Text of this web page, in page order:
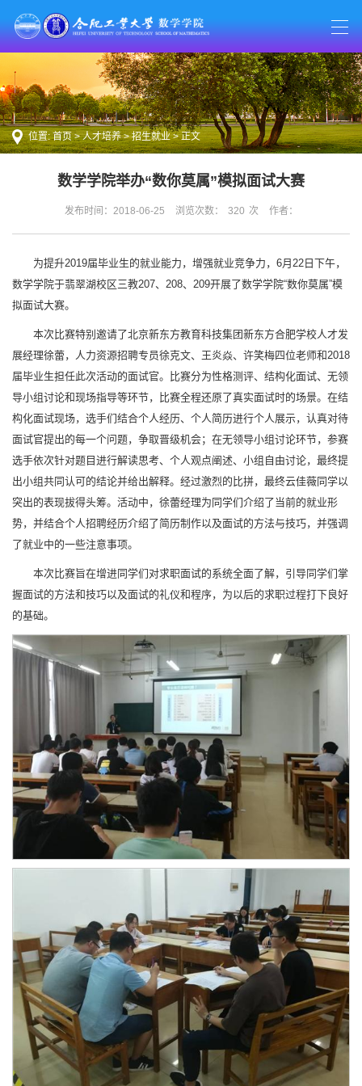
位置:首页>人才培养>招生就业> 正文
数学学院举办“数你莫属”模拟面试大赛
发布时间：2018-06-25 浏览次数： 320 次 作者：
为提升2019届毕业生的就业能力，增强就业竞争力，6月22日下午，
数学学院于翡翠湖校区三教207、208、209开展了数学学院“数你莫属”模
拟面试大赛。
本次比赛特别邀请了北京新东方教育科技集团新东方合肥学校人才发
展经理徐蕾，人力资源招聘专员徐克文、王炎焱、许笑梅四位老师和2018
届毕业生担任此次活动的面试官。比赛分为性格测评、结构化面试、无领
导小组讨论和现场指导等环节，比赛全程还原了真实面试时的场景。在结
构化面试现场，选手们结合个人经历、个人简历进行个人展示，认真对待
面试官提出的每一个问题，争取晋级机会；在无领导小组讨论环节，参赛
选手依次针对题目进行解读思考、个人观点阐述、小组自由讨论，最终提
出小组共同认可的结论并给出解释。经过激烈的比拼，最终云佳薇同学以
突出的表现拔得头筹。活动中，徐蕾经理为同学们介绍了当前的就业形
势，并结合个人招聘经历介绍了简历制作以及面试的方法与技巧，并强调
了就业中的一些注意事项。
本次比赛旨在增进同学们对求职面试的系统全面了解，引导同学们掌
握面试的方法和技巧以及面试的礼仪和程序，为以后的求职过程打下良好
的基础。